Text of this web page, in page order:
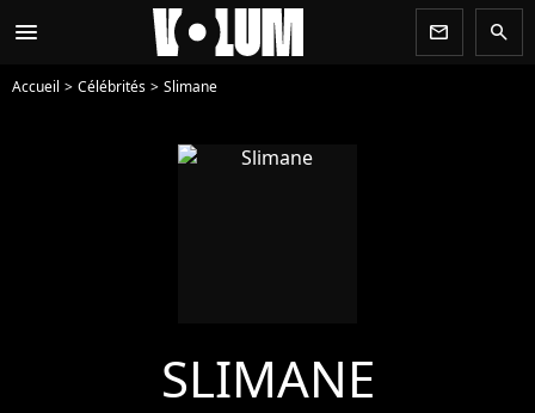
menu newsletter search
Accueil Célébrités Slimane
SLIMANE